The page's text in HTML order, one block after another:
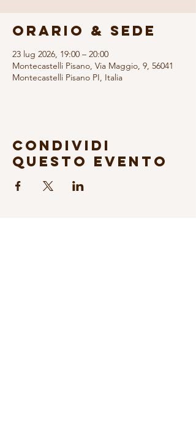
Orario & Sede
23 lug 2026, 19:00 – 20:00
Montecastelli Pisano, Via Maggio, 9, 56041
Montecastelli Pisano PI, Italia
Condividi
questo evento